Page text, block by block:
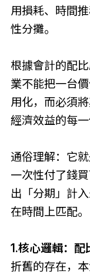
用損耗、時間
性分攤。
根據會計的配
業不能把一台
用化，而必須
經濟效益的每一
通俗理解：它
一次性付了錢
出「分期」計
在時間上匹配。
1.核心邏輯：
折舊的存在，